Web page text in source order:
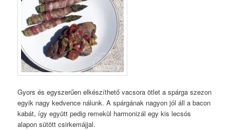
Gyors és egyszerűen elkészíthető vacsora ötlet a spárga szezon
egyik nagy kedvence nálunk. A spárgának nagyon jól áll a bacon
kabát, így együtt pedig remekül harmonizál egy kis lecsós
alapon sütött csirkemájjal.